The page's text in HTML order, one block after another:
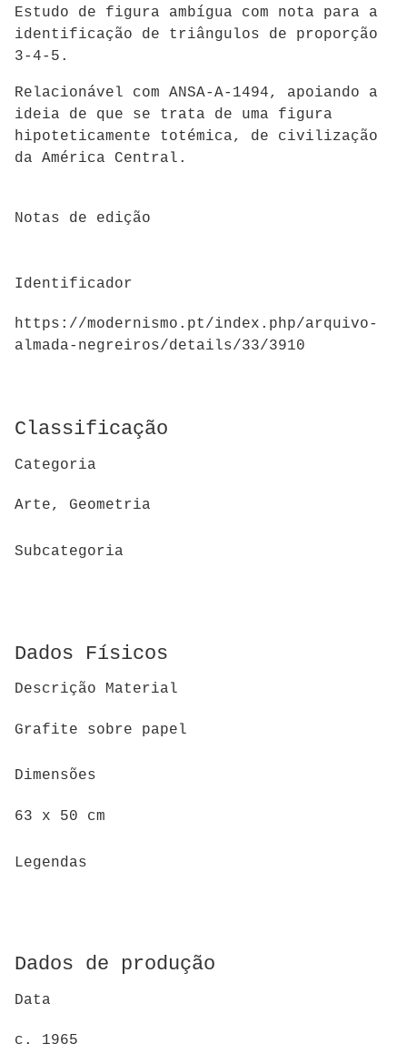
Estudo de figura ambígua com nota para a
identificação de triângulos de proporção
3-4-5.
Relacionável com ANSA-A-1494, apoiando a
ideia de que se trata de uma figura
hipoteticamente totémica, de civilização
da América Central.
Notas de edição
Identificador
https://modernismo.pt/index.php/arquivo-
almada-negreiros/details/33/3910
Classificação
Categoria
Arte, Geometria
Subcategoria
Dados Físicos
Descrição Material
Grafite sobre papel
Dimensões
63 x 50 cm
Legendas
Dados de produção
Data
c. 1965